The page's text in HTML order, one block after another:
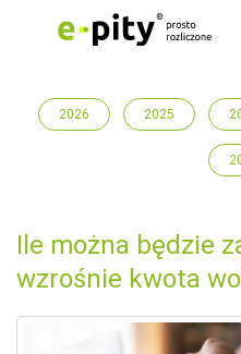
2026 2025
Ile można będzie
wzrośnie kwota